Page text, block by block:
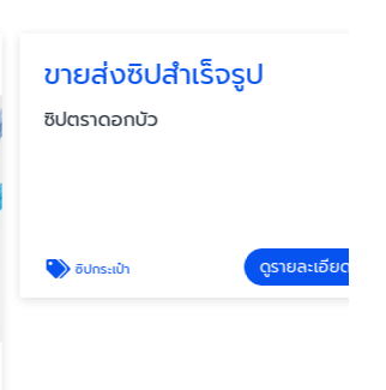
ขายส่งซิปสำเร็จรูป
ซิปตราดอกบัว
ซิปกระเป๋า ดูรายละเอียด